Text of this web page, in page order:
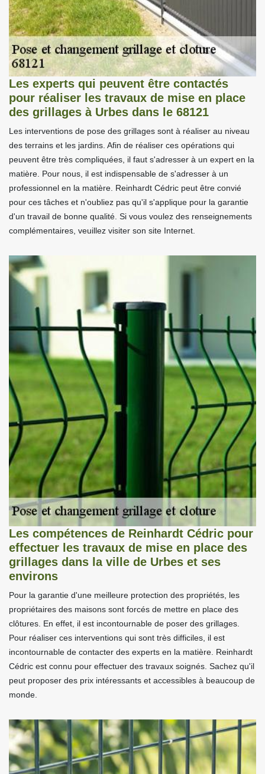
Les experts qui peuvent être contactés
pour réaliser les travaux de mise en place
des grillages à Urbes dans le 68121
Les interventions de pose des grillages sont à réaliser au niveau
des terrains et les jardins. Afin de réaliser ces opérations qui
peuvent être très compliquées, il faut s'adresser à un expert en la
matière. Pour nous, il est indispensable de s'adresser à un
professionnel en la matière. Reinhardt Cédric peut être convié
pour ces tâches et n'oubliez pas qu'il s'applique pour la garantie
d'un travail de bonne qualité. Si vous voulez des renseignements
complémentaires, veuillez visiter son site Internet.
Les compétences de Reinhardt Cédric pour
effectuer les travaux de mise en place des
grillages dans la ville de Urbes et ses
environs
Pour la garantie d'une meilleure protection des propriétés, les
propriétaires des maisons sont forcés de mettre en place des
clôtures. En effet, il est incontournable de poser des grillages.
Pour réaliser ces interventions qui sont très difficiles, il est
incontournable de contacter des experts en la matière. Reinhardt
Cédric est connu pour effectuer des travaux soignés. Sachez qu'il
peut proposer des prix intéressants et accessibles à beaucoup de
monde.